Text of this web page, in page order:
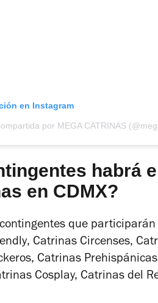
en Instagram
habrá
en CDMX?
que
, Catrinas Circenses,
Catrinas
Cosplay, Catrinas del